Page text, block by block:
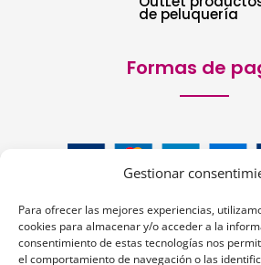
Gestionar
Para ofrecer las mejores experiencias,
cookies para almacenar y/o acceder a la
consentimiento de estas tecnologías nos
el comportamiento de navegación o las
de peluquería
Formas de